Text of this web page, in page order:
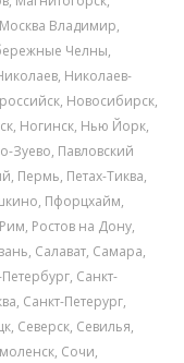
Москва Владимир,
Челны,
, Николаев-
, Новосибирск,
, Ногинск, Нью Йорк,
Зуево, Павловский
, Пермь, Петах-Тиква,
, Пфорцхайм,
Рим, Ростов на Дону,
, Салават, Самара,
, Санкт-
, Санкт-Петерург,
, Северск, Севилья,
, Сочи,